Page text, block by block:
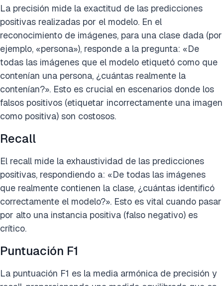
La precisión mide la exactitud de las predicciones
positivas realizadas por el modelo. En el
reconocimiento de imágenes, para una clase dada (por
ejemplo, «persona»), responde a la pregunta: «De
todas las imágenes que el modelo etiquetó como que
contenían una persona, ¿cuántas realmente la
contenían?». Esto es crucial en escenarios donde los
falsos positivos (etiquetar incorrectamente una imagen
como positiva) son costosos.
Recall
El recall mide la exhaustividad de las predicciones
positivas, respondiendo a: «De todas las imágenes
que realmente contienen la clase, ¿cuántas identificó
correctamente el modelo?». Esto es vital cuando pasar
por alto una instancia positiva (falso negativo) es
crítico.
Puntuación F1
La puntuación F1 es la media armónica de precisión y